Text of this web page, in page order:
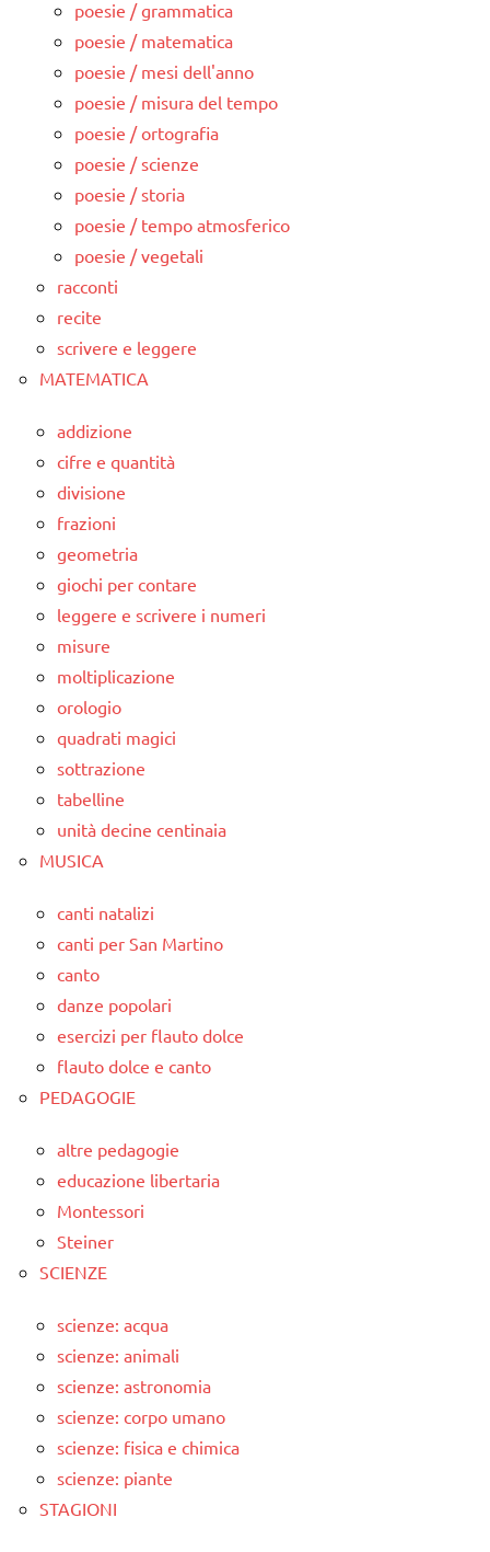
poesie / grammatica
poesie / matematica
poesie / mesi dell'anno
poesie / misura del tempo
poesie / ortografia
poesie / scienze
poesie / storia
poesie / tempo atmosferico
poesie / vegetali
racconti
recite
scrivere e leggere
MATEMATICA
addizione
cifre e quantità
divisione
frazioni
geometria
giochi per contare
leggere e scrivere i numeri
misure
moltiplicazione
orologio
quadrati magici
sottrazione
tabelline
unità decine centinaia
MUSICA
canti natalizi
canti per San Martino
canto
danze popolari
esercizi per flauto dolce
flauto dolce e canto
PEDAGOGIE
altre pedagogie
educazione libertaria
Montessori
Steiner
SCIENZE
scienze: acqua
scienze: animali
scienze: astronomia
scienze: corpo umano
scienze: fisica e chimica
scienze: piante
STAGIONI